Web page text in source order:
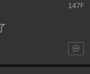
147 F